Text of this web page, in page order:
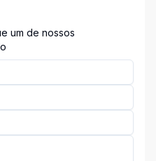
um de nossos